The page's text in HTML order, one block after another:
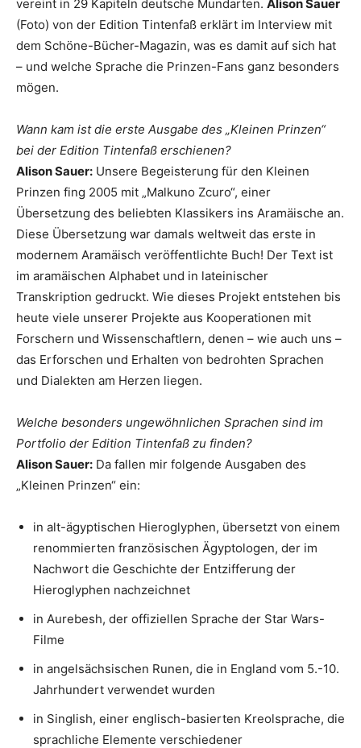
vereint in 29 Kapiteln deutsche Mundarten. Alison Sauer
(Foto) von der Edition Tintenfaß erklärt im Interview mit
dem Schöne-Bücher-Magazin, was es damit auf sich hat
– und welche Sprache die Prinzen-Fans ganz besonders
mögen.
Wann kam ist die erste Ausgabe des „Kleinen Prinzen“
bei der Edition Tintenfaß erschienen?
Alison Sauer: Unsere Begeisterung für den Kleinen
Prinzen fing 2005 mit „Malkuno Zcuro“, einer
Übersetzung des beliebten Klassikers ins Aramäische an.
Diese Übersetzung war damals weltweit das erste in
modernem Aramäisch veröffentlichte Buch! Der Text ist
im aramäischen Alphabet und in lateinischer
Transkription gedruckt. Wie dieses Projekt entstehen bis
heute viele unserer Projekte aus Kooperationen mit
Forschern und Wissenschaftlern, denen – wie auch uns –
das Erforschen und Erhalten von bedrohten Sprachen
und Dialekten am Herzen liegen.
Welche besonders ungewöhnlichen Sprachen sind im
Portfolio der Edition Tintenfaß zu finden?
Alison Sauer: Da fallen mir folgende Ausgaben des
„Kleinen Prinzen“ ein:
in alt-ägyptischen Hieroglyphen, übersetzt von einem
renommierten französischen Ägyptologen, der im
Nachwort die Geschichte der Entzifferung der
Hieroglyphen nachzeichnet
in Aurebesh, der offiziellen Sprache der Star Wars-
Filme
in angelsächsischen Runen, die in England vom 5.-10.
Jahrhundert verwendet wurden
in Singlish, einer englisch-basierten Kreolsprache, die
sprachliche Elemente verschiedener